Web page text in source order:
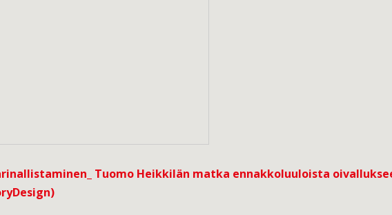
Tuomo Heikkilän matka ennakkoluuloista